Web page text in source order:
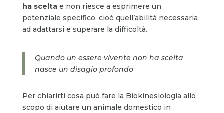
ha scelta e non riesce a esprimere un
potenziale specifico, cioè quell’abilità necessaria
ad adattarsi e superare la difficoltà.
Quando un essere vivente non ha scelta
nasce un disagio profondo
Per chiarirti cosa può fare la Biokinesiologia allo
scopo di aiutare un animale domestico in